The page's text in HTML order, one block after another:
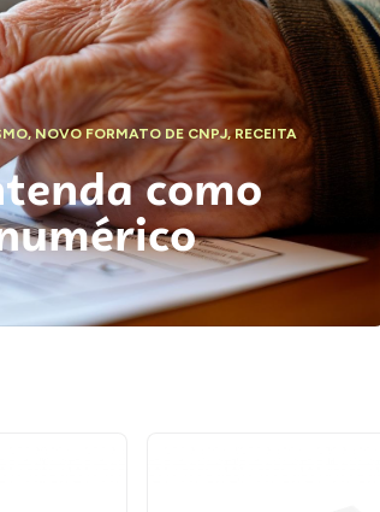
,NOVO FORMATO DE CNPJ,RECEITA
como